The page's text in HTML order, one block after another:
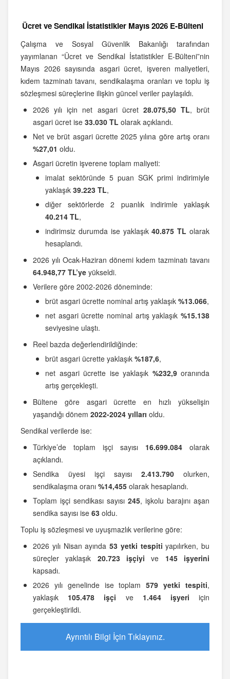
Ücret ve Sendikal İstatistikler Mayıs 2026 E-Bülteni
Çalışma ve Sosyal Güvenlik Bakanlığı tarafından
yayımlanan “Ücret ve Sendikal İstatistikler E-Bülteni”nin
Mayıs 2026 sayısında asgari ücret, işveren maliyetleri,
kıdem tazminatı tavanı, sendikalaşma oranları ve toplu iş
sözleşmesi süreçlerine ilişkin güncel veriler paylaşıldı.
2026 yılı için net asgari ücret 28.075,50 TL, brüt
asgari ücret ise 33.030 TL olarak açıklandı.
Net ve brüt asgari ücrette 2025 yılına göre artış oranı
%27,01 oldu.
Asgari ücretin işverene toplam maliyeti:
imalat sektöründe 5 puan SGK primi indirimiyle
yaklaşık 39.223 TL,
diğer sektörlerde 2 puanlık indirimle yaklaşık
40.214 TL,
indirimsiz durumda ise yaklaşık40.875 TL olarak
hesaplandı.
2026 yılı Ocak-Haziran dönemi kıdem tazminatı tavanı
64.948,77 TL’ye yükseldi.
Verilere göre 2002-2026 döneminde:
brüt asgari ücrette nominal artış yaklaşık %13.066,
net asgari ücrette nominal artış yaklaşık %15.138
seviyesine ulaştı.
Reel bazda değerlendirildiğinde:
brüt asgari ücrette yaklaşık %187,6,
net asgari ücrette ise yaklaşık %232,9oranında
artış gerçekleşti.
Bültene göre asgari ücrette en hızlı yükselişin
yaşandığı dönem 2022-2024 yılları oldu.
Sendikal verilerde ise:
Türkiye’de toplam işçi sayısı 16.699.084 olarak
açıklandı.
Sendika üyesi işçi sayısı 2.413.790 olurken,
sendikalaşma oranı %14,455 olarak hesaplandı.
Toplam işçi sendikası sayısı 245, işkolu barajını aşan
sendika sayısı ise 63 oldu.
Toplu iş sözleşmesi ve uyuşmazlık verilerine göre:
2026 yılı Nisan ayında 53 yetki tespiti yapılırken, bu
süreçler yaklaşık 20.723 işçiyi ve 145 işyerini
kapsadı.
2026 yılı genelinde ise toplam579 yetki tespiti,
yaklaşık 105.478 işçi ve 1.464 işyeri için
gerçekleştirildi.
Ayrıntılı Bilgi İçin Tıklayınız.